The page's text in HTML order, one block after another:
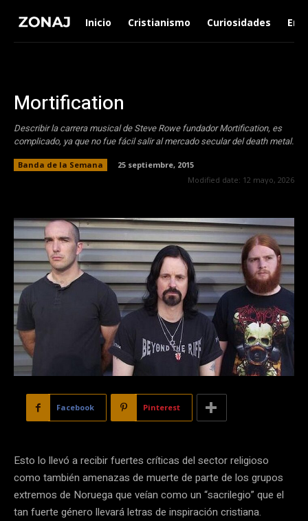
Inicio Cristianismo Curiosidades
Mortification
Describir la carrera musical de Steve Rowe fundador Mortification, es
complicado, ya que no fue fácil salir al mercado secular del death metal.
Banda de la Semana
25 septiembre, 2015
Modified date: 12 mayo, 2026
Facebook Pinterest
Esto lo llevó a recibir fuertes críticas del sector religioso
como también amenazas de muerte de parte de los grupos
extremos de Noruega que veían como un “sacrilegio” que el
tan fuerte género llevará letras de inspiración cristiana.